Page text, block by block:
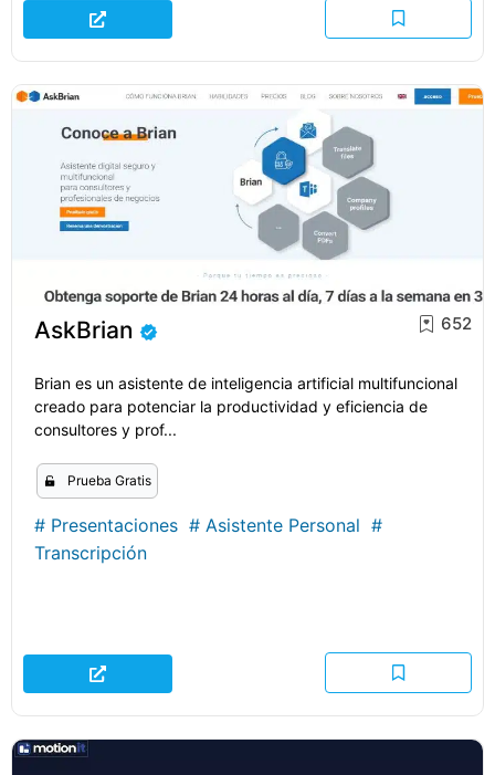
AskBrian 652
Brian es un asistente de inteligencia artificial multifuncional
creado para potenciar la productividad y eficiencia de
consultores y prof...
Prueba Gratis
# Presentaciones # Asistente Personal #
Transcripción